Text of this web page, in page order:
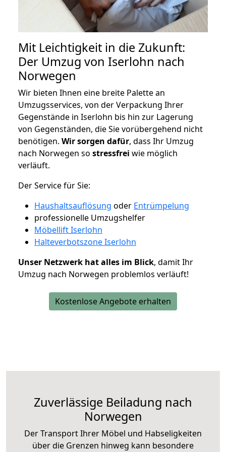
Mit Leichtigkeit in die Zukunft:
Der Umzug von Iserlohn nach
Norwegen
Wir bieten Ihnen eine breite Palette an
Umzugsservices, von der Verpackung Ihrer
Gegenstände in Iserlohn bis hin zur Lagerung
von Gegenständen, die Sie vorübergehend nicht
benötigen. Wir sorgen dafür, dass Ihr Umzug
nach Norwegen so stressfrei wie möglich
verläuft.
Der Service für Sie:
Haushaltsauflösung oder Entrümpelung
professionelle Umzugshelfer
Möbellift Iserlohn
Halteverbotszone Iserlohn
Unser Netzwerk hat alles im Blick, damit Ihr
Umzug nach Norwegen problemlos verläuft!
Kostenlose Angebote erhalten
Zuverlässige Beiladung nach
Norwegen
Der Transport Ihrer Möbel und Habseligkeiten
über die Grenzen hinweg kann besondere